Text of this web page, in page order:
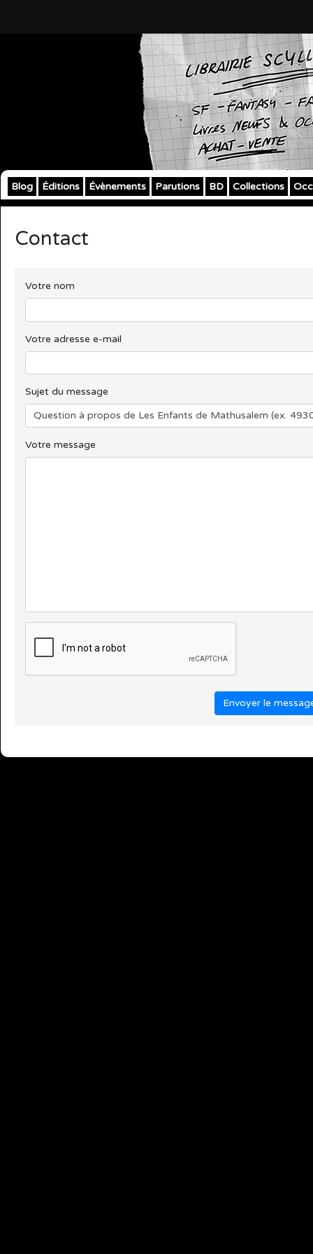
Blog Éditions Évènements Parutions BD Collections
Contact
Votre nom
Votre adresse e-mail
Sujet du message
Votre message
Envoyer le